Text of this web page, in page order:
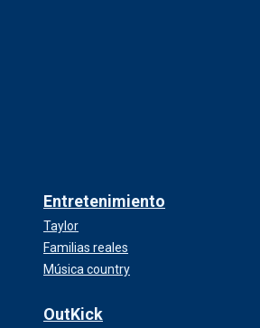
Entretenimiento
Taylor
Familias reales
Música country
OutKick